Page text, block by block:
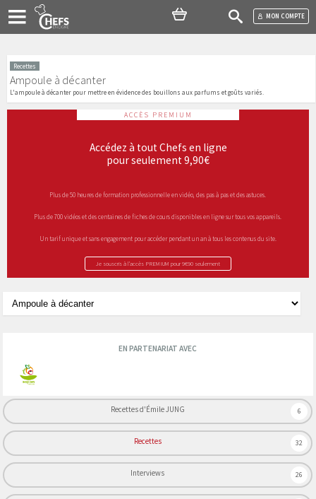
MON COMPTE
Recettes
Ampoule à décanter
L'ampoule à décanter pour mettre en évidence des bouillons aux parfums et goûts variés.
ACCÈS PREMIUM
Accédez à tout Chefs en ligne
pour seulement 9,90€
Plus de 50 heures de formation professionnelle en vidéo, des pas à pas et des astuces.
Plus de 700 vidéos et des centaines de fiches de cours disponibles en ligne sur tous vos appareils.
Un tarif unique et sans engagement pour accéder pendant un an à tous les contenus du site.
Je souscris à l’accès PREMIUM pour 9€90 seulement
EN PARTENARIAT AVEC
Recettes d'Émile JUNG 6
Recettes 32
Interviews 26